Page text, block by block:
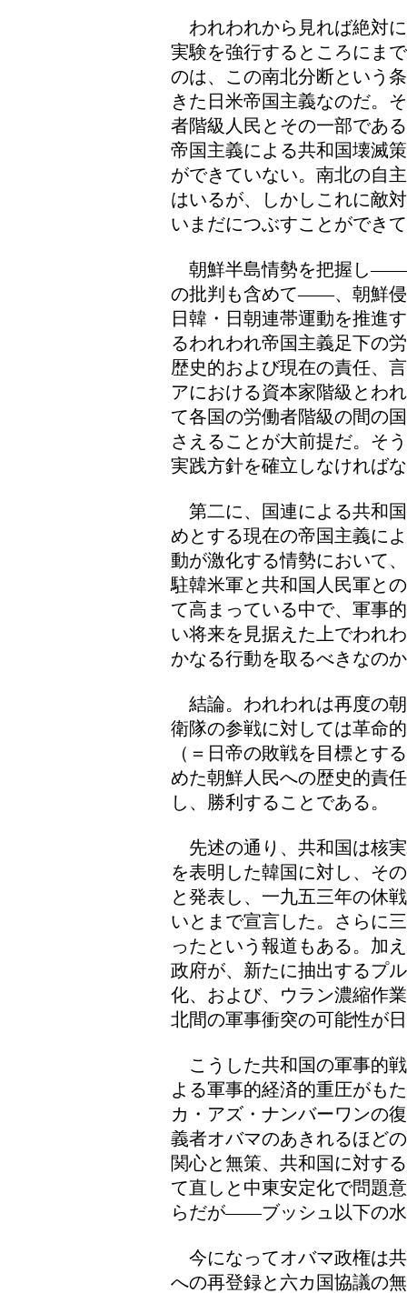
われわれから見れば絶対
実験を強行するところにま
のは、この南北分断という
きた日米帝国主義なのだ。
者階級人民とその一部であ
帝国主義による共和国壊滅
ができていない。南北の自
はいるが、しかしこれに敵
いまだにつぶすことができ
朝鮮半島情勢を把握し――
の批判も含めて――、朝鮮
日韓・日朝連帯運動を推進
るわれわれ帝国主義足下の
歴史的および現在の責任、
アにおける資本家階級とわ
て各国の労働者階級の間の
さえることが大前提だ。そ
実践方針を確立しなければ
第二に、国連による共和
めとする現在の帝国主義に
動が激化する情勢において
駐韓米軍と共和国人民軍と
て高まっている中で、軍事
い将来を見据えた上でわれ
かなる行動を取るべきなの
結論。われわれは再度の
衛隊の参戦に対しては革命
（＝日帝の敗戦を目標とす
めた朝鮮人民への歴史的責
し、勝利することである。
先述の通り、共和国は核
を表明した韓国に対し、そ
と発表し、一九五三年の休
いとまで宣言した。さらに
ったという報道もある。加
政府が、新たに抽出するプ
化、および、ウラン濃縮作
北間の軍事衝突の可能性が
こうした共和国の軍事的
よる軍事的経済的重圧がも
カ・アズ・ナンバーワンの
義者オバマのあきれるほど
関心と無策、共和国に対す
て直しと中東安定化で問題
らだが――ブッシュ以下の
今になってオバマ政権は
への再登録と六カ国協議の